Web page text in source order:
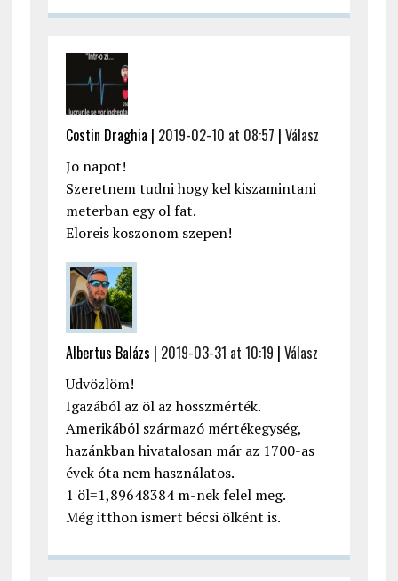
Costin Draghia | 2019-02-10 at 08:57 | Válasz
Jo napot!
Szeretnem tudni hogy kel kiszamintani
meterban egy ol fat.
Eloreis koszonom szepen!
Albertus Balázs | 2019-03-31 at 10:19 | Válasz
Üdvözlöm!
Igazából az öl az hosszmérték.
Amerikából származó mértékegység,
hazánkban hivatalosan már az 1700-as
évek óta nem használatos.
1 öl=1,89648384 m-nek felel meg.
Még itthon ismert bécsi ölként is.